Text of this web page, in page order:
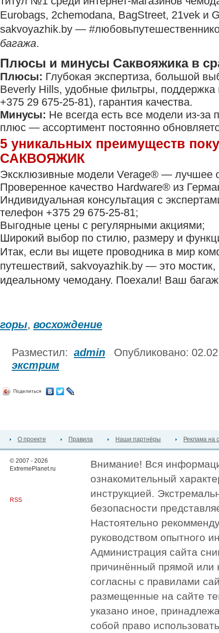
Eurobags, 2chemodana, BagStreet, 21vek и
sakvoyazhik.by —
багажа.
Плюсы и минусы Саквояжика в
Плюсы: Глубокая экспертиза, большой
Beverly Hills, удобные фильтры, поддержка
+375 29 675-25-81), гарантия качества.
Минусы: Не всегда есть все модели из-за
плюс — ассортимент постоянно
5 уникальных преимуществ
САКВОЯЖИК
Эксклюзивные модели Verage®️ — лучшее
Проверенное качество Hardware®️ из
Индивидуальная консультация с
телефон +375 29 675-25-81;
Выгодные цены с регулярными акциями;
Широкий выбор по стилю, размеру и
Итак, если вы ищете проводника в мир
путешествий, sakvoyazhik.by — это мостик,
идеальному чемодану. Поехали! Ваш
горы, восхождение
Разместил: admin Опубликовано:
экстрим
Поделиться
О проекте Правила Наши партнёры Реклама на
© 2007 - 2026
ExtremePlanet.ru
RSS
Внимание! Вся
ознакомительный
инструкцией.
безопасности
Настоятельно
руководством опытного
Администрация сайта
причинённый прямой или
согласны с правилами
размещенные на сайте
указано иное,
собой право